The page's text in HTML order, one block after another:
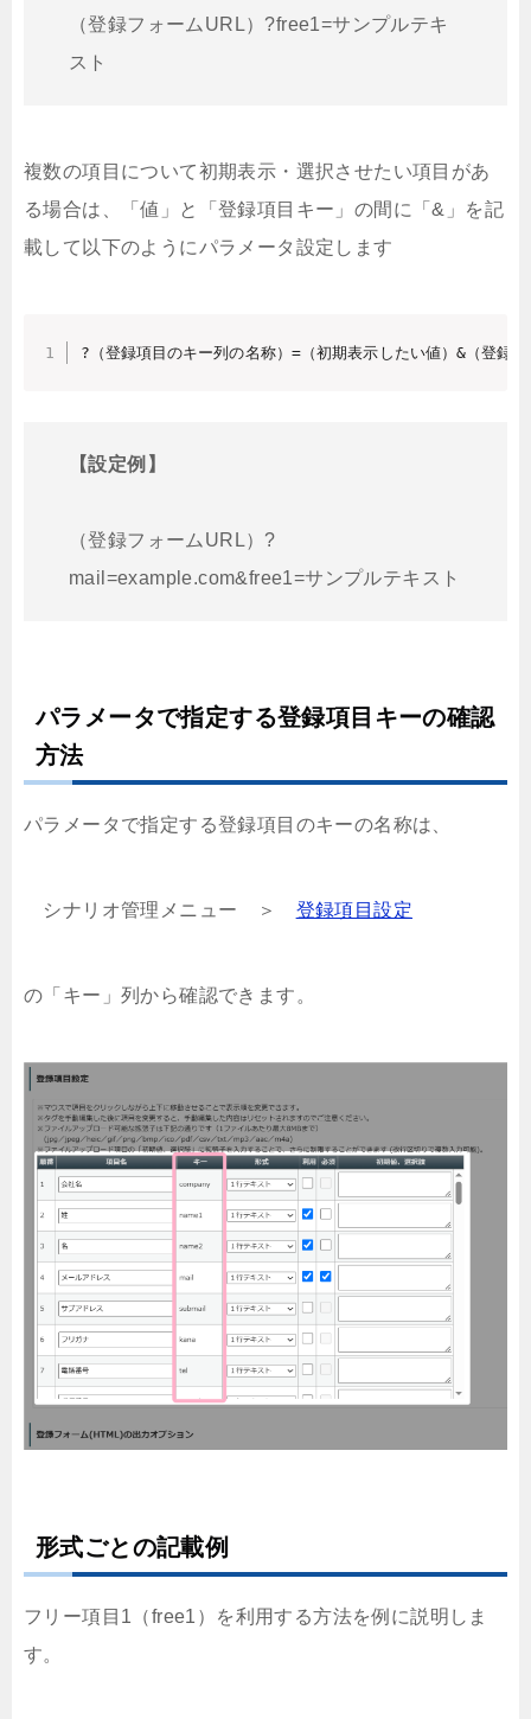
（登録フォームURL）?free1=サンプルテキ
スト
複数の項目について初期表示・選択させたい項目があ
る場合は、「値」と「登録項目キー」の間に「&」を記
載して以下のようにパラメータ設定します
?（登録項目のキー列の名称）=（初期表示したい値）&（登録
【設定例】
（登録フォームURL）?
mail=example.com&free1=サンプルテキスト
パラメータで指定する登録項目キーの確認
方法
パラメータで指定する登録項目のキーの名称は、
シナリオ管理メニュー ＞ 登録項目設定
の「キー」列から確認できます。
形式ごとの記載例
フリー項目1（free1）を利用する方法を例に説明しま
す。